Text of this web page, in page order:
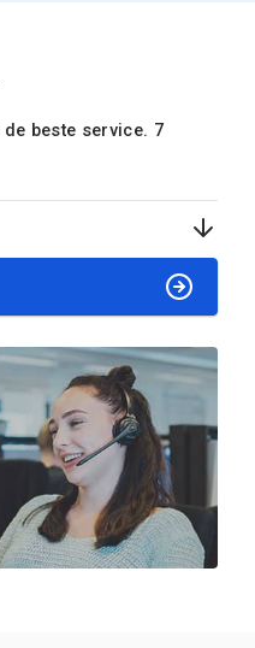
beste service. 7